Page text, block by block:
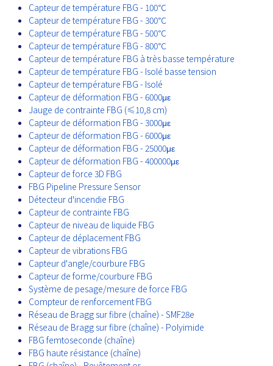
Capteur de température FBG - 100℃
Capteur de température FBG - 300℃
Capteur de température FBG - 500℃
Capteur de température FBG - 800℃
Capteur de température FBG à très basse température
Capteur de température FBG - Isolé basse tension
Capteur de température FBG - Isolé
Capteur de déformation FBG - 6000με
Jauge de contrainte FBG (≤10,8 cm)
Capteur de déformation FBG - 3000με
Capteur de déformation FBG - 6000με
Capteur de déformation FBG - 25000με
Capteur de déformation FBG - 400000με
Capteur de force 3D FBG
FBG Pipeline Pressure Sensor
Détecteur d'incendie FBG
Capteur de contrainte FBG
Capteur de niveau de liquide FBG
Capteur de déplacement FBG
Capteur de vibrations FBG
Capteur d'angle/courbure FBG
Capteur de forme/courbure FBG
Système de pesage/mesure de force FBG
Compteur de renforcement FBG
Réseau de Bragg sur fibre (chaîne) - SMF28e
Réseau de Bragg sur fibre (chaîne) - Polyimide
FBG femtoseconde (chaîne)
FBG haute résistance (chaîne)